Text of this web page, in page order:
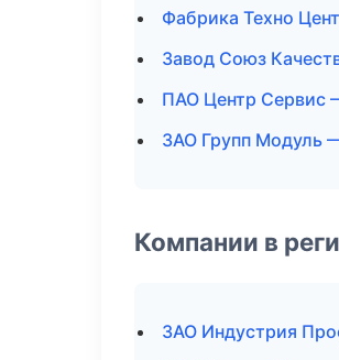
Фабрика Техно
Завод Союз
ПАО Центр Сервис
ЗАО Групп Модуль
Компании в
ЗАО Индустрия